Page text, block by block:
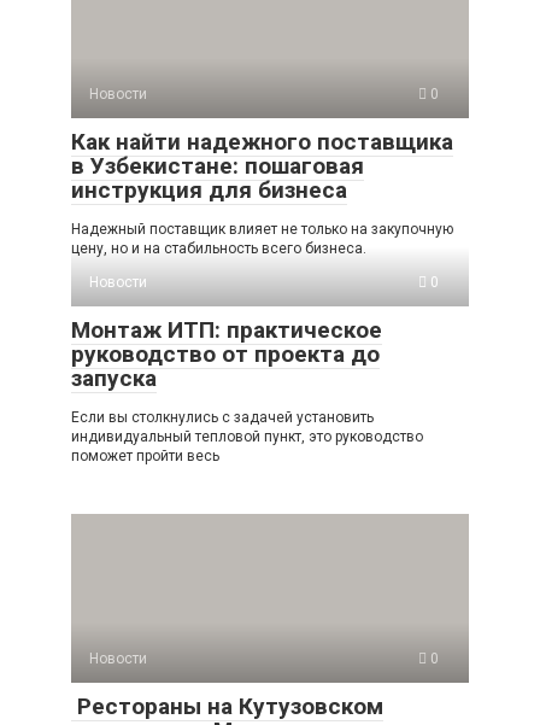
Новости 0
Как найти надежного поставщика
в Узбекистане: пошаговая
инструкция для бизнеса
Надежный поставщик влияет не только на закупочную
цену, но и на стабильность всего бизнеса.
Новости
0
Монтаж ИТП: практическое
руководство от проекта до
запуска
Если вы столкнулись с задачей установить
индивидуальный тепловой пункт, это руководство
поможет пройти весь
Новости 0
Рестораны на Кутузовском